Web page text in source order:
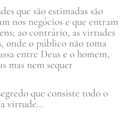
que são estimadas são
nos negócios e que entram
ao contrário, as virtudes
onde o público não toma
entre Deus e o homem,
mas nem sequer
que consiste todo o
virtude…